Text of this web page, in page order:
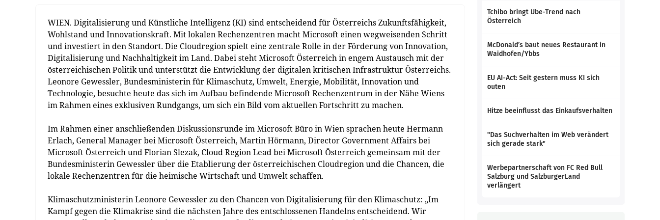
WIEN. Digitalisierung und Künstliche Intelligenz (KI) sind entscheidend für Österreichs Zukunftsfähigkeit,
Wohlstand und Innovationskraft. Mit lokalen Rechenzentren macht Microsoft einen wegweisenden Schritt
und investiert in den Standort. Die Cloudregion spielt eine zentrale Rolle in der Förderung von Innovation,
Digitalisierung und Nachhaltigkeit im Land. Dabei steht Microsoft Österreich in engem Austausch mit der
österreichischen Politik und unterstützt die Entwicklung der digitalen kritischen Infrastruktur Österreichs.
Leonore Gewessler, Bundesministerin für Klimaschutz, Umwelt, Energie, Mobilität, Innovation und
Technologie, besuchte heute das sich im Aufbau befindende Microsoft Rechenzentrum in der Nähe Wiens
im Rahmen eines exklusiven Rundgangs, um sich ein Bild vom aktuellen Fortschritt zu machen.
Im Rahmen einer anschließenden Diskussionsrunde im Microsoft Büro in Wien sprachen heute Hermann
Erlach, General Manager bei Microsoft Österreich, Martin Hörmann, Director Government Affairs bei
Microsoft Österreich und Florian Slezak, Cloud Region Lead bei Microsoft Österreich gemeinsam mit der
Bundesministerin Gewessler über die Etablierung der österreichischen Cloudregion und die Chancen, die
lokale Rechenzentren für die heimische Wirtschaft und Umwelt schaffen.
Klimaschutzministerin Leonore Gewessler zu den Chancen von Digitalisierung für den Klimaschutz: „Im
Kampf gegen die Klimakrise sind die nächsten Jahre des entschlossenen Handelns entscheidend. Wir
Tchibo bringt Ube-Trend nach
Österreich
McDonald’s baut neues Restaurant in
Waidhofen/Ybbs
EU AI-Act: Seit gestern muss KI sich
outen
Hitze beeinflusst das Einkaufsverhalten
"Das Suchverhalten im Web verändert
sich gerade stark"
Werbepartnerschaft von FC Red Bull
Salzburg und SalzburgerLand
verlängert